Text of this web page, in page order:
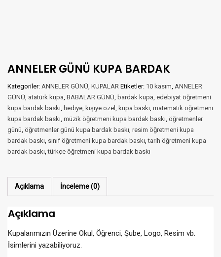
ANNELER GÜNÜ KUPA BARDAK
Kategoriler: ANNELER GÜNÜ KUPALAR Etiketler: 10 kasım ANNELER
GÜNÜ atatürk kupa BABALAR GÜNÜ bardak kupa edebiyat öğretmeni
kupa bardak baskı hediye kişiye özel kupa baskı matematik öğretmeni
kupa bardak baskı müzik öğretmeni kupa bardak baskı öğretmenler
günü öğretmenler günü kupa bardak baskı resim öğretmeni kupa
bardak baskı sınıf öğretmeni kupa bardak baskı ,tarih öğretmeni kupa
bardak baskı ,türkçe öğretmeni kupa bardak baskı
Açıklama İnceleme (0)
Açıklama
Kupalarımızın Üzerine Okul, Öğrenci, Şube, Logo, Resim vb.
İsimlerini yazabiliyoruz.